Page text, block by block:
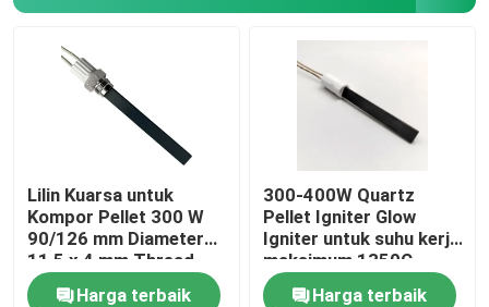
Lilin Kuarsa untuk
Kompor Pellet 300 W
90/126 mm Diameter
11,5 x 4 mm Thread
3/8
Harga terbaik
300-400W Quartz
Pellet Igniter Glow
Igniter untuk suhu kerja
maksimum 1350C
Harga terbaik